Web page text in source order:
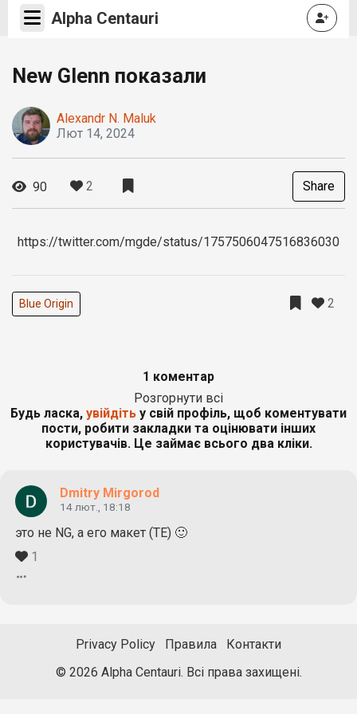
Alpha Centauri
New Glenn показали
Alexandr N. Maluk
Лют 14, 2024
90 2 Share
https://twitter.com/mgde/status/1757506047516836030
Blue Origin 2
1 коментар
Розгорнути всі
Будь ласка, увійдіть у свій профіль, щоб коментувати
пости, робити закладки та оцінювати інших
користувачів. Це займає всього два кліки.
Dmitry Mirgorod
14 лют., 18:18
это не NG, а его макет (TE) 🙂
1
Privacy Policy Правила
Контакти
© 2026 Alpha Centauri. Всі права захищені.